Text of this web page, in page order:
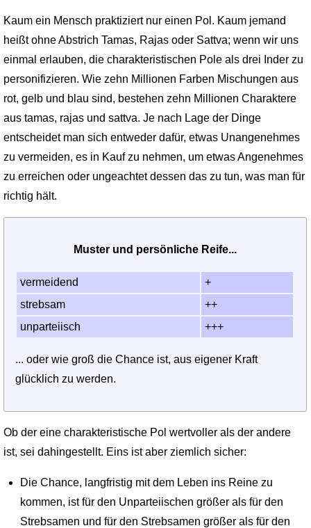
Kaum ein Mensch praktiziert nur einen Pol. Kaum jemand
heißt ohne Abstrich Tamas, Rajas oder Sattva; wenn wir uns
einmal erlauben, die charakte­ristischen Pole als drei Inder zu
personifizieren. Wie zehn Millionen Farben Mischungen aus
rot, gelb und blau sind, bestehen zehn Millionen Charaktere
aus tamas, rajas und sattva. Je nach Lage der Dinge
entscheidet man sich entweder dafür, etwas Unangenehmes
zu vermeiden, es in Kauf zu nehmen, um etwas Angenehmes
zu erreichen oder ungeachtet dessen das zu tun, was man für
richtig hält.
Muster und persönliche Reife...
vermei­dend
+
strebsam
++
unpar­teiisch
+++
... oder wie groß die Chance ist, aus eigener Kraft
glücklich zu werden.
Ob der eine charakteristische Pol wertvoller als der andere
ist, sei dahingestellt. Eins ist aber ziemlich sicher:
Die Chance, langfristig mit dem Leben ins Reine zu
kommen, ist für den Unparteiischen größer als für den
Strebsamen und für den Strebsamen größer als für den